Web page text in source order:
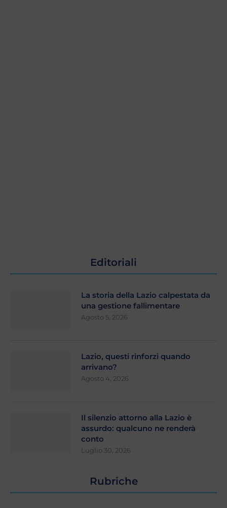
Editoriali
La storia della Lazio calpestata da
una gestione fallimentare
Agosto 5, 2026
Lazio, questi rinforzi quando
arrivano?
Agosto 4, 2026
Il silenzio attorno alla Lazio è
assurdo: qualcuno ne renderà
conto
Luglio 30, 2026
Rubriche